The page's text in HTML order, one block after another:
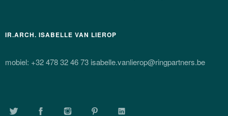
IR.ARCH. ISABELLE VAN LIEROP
mobiel: +32 478 32 46 73 isabelle.vanlierop@ringpartners.be